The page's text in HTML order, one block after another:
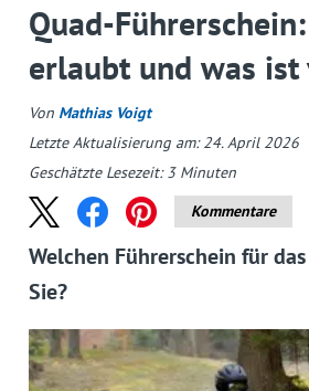
Quad-
erlaubt und was ist
Von Mathias Voigt
Letzte Aktualisierung am: 24. April 2026
Geschätzte Lesezeit:3 Minuten
Kommentare
Welchen Führerschein für
Sie?